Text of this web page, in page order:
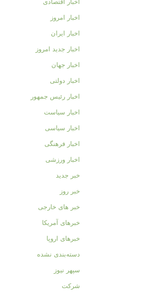
اخبار اقتصادی
اخبار امروز
اخبار ایران
اخبار جدید امروز
اخبار جهان
اخبار دولتی
اخبار رئیس جمهور
اخبار سیاست
اخبار سیاسی
اخبار فرهنگی
اخبار ورزشی
خبر جدید
خبر روز
خبر های خارجی
خبرهای آمریکا
خبرهای اروپا
دسته‌بندی نشده
سپهر نیوز
شرکت